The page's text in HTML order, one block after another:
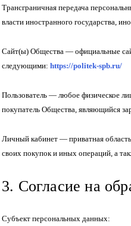
Трансграничная передача
власти иностранного государства,
Сайт(ы) Общества — официальные
следующими: https://politek-spb.ru/
Пользователь — любое физическое
покупатель Общества, являющийся
Личный кабинет — приватная
своих покупок и иных операций, а
3. Согласие на
Субъект персональных данных: